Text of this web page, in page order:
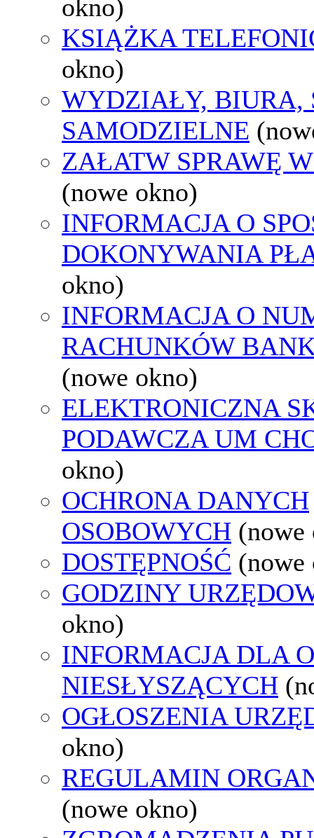
okno)
KSIĄŻKA
okno)
WYDZIAŁY, BIURA,
SAMODZIELNE
ZAŁATW SPRAWĘ
(nowe okno)
INFORMACJA O
DOKONYWANIA
okno)
INFORMACJA O
RACHUNKÓW
(nowe okno)
ELEKTRONICZNA
PODAWCZA UM
okno)
OCHRONA DANYCH
OSOBOWYCH (nowe
DOSTĘPNOŚĆ (nowe
GODZINY
okno)
INFORMACJA DLA
NIESŁYSZĄCYCH
OGŁOSZENIA
okno)
REGULAMIN
(nowe okno)